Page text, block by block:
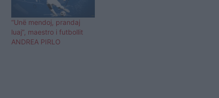
“Unë mendoj, prandaj
luaj”, maestro i futbollit
ANDREA PIRLO